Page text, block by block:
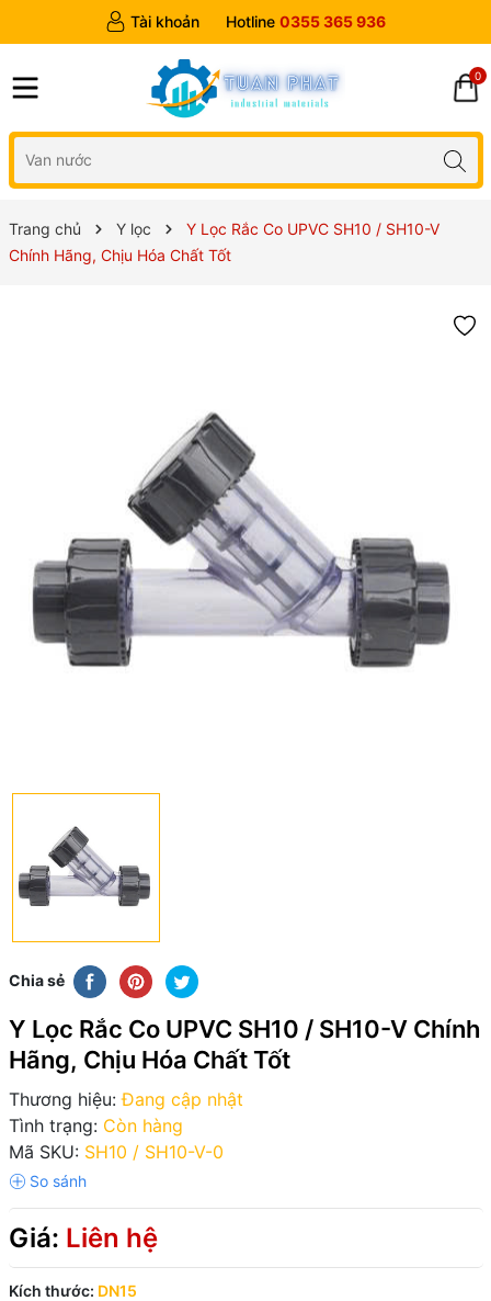
Tài khoản Hotline 0355 365 936
0
Trang chủ Y lọc
Y Lọc Rắc Co UPVC SH10 / SH10-V
Chính Hãng, Chịu Hóa Chất Tốt
Chia sẻ
Y Lọc Rắc Co UPVC SH10 / SH10-V Chính
Hãng, Chịu Hóa Chất Tốt
Thương hiệu: Đang cập nhật
Tình trạng: Còn hàng
Mã SKU: SH10 / SH10-V-0
Giá: Liên hệ
Kích thước: DN15